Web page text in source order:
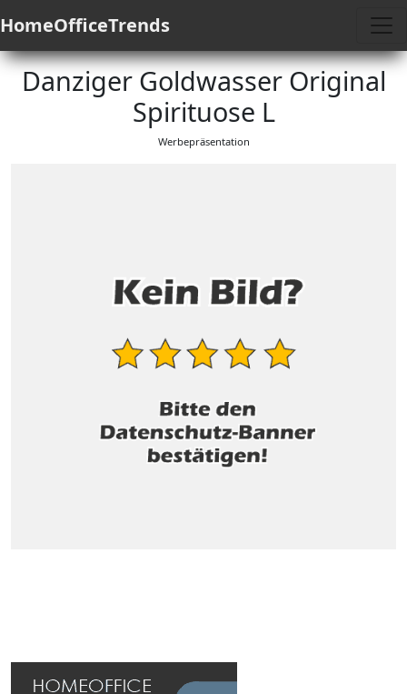
HomeOfficeTrends
Danziger Goldwasser Original
Spirituose L
Werbepräsentation